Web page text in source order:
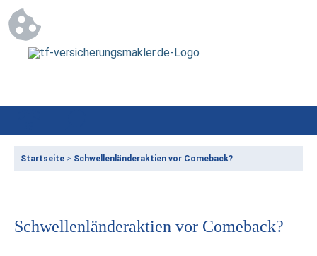
Startseite > Schwellenländeraktien vor Comeback?
Schwellenländeraktien vor Comeback?